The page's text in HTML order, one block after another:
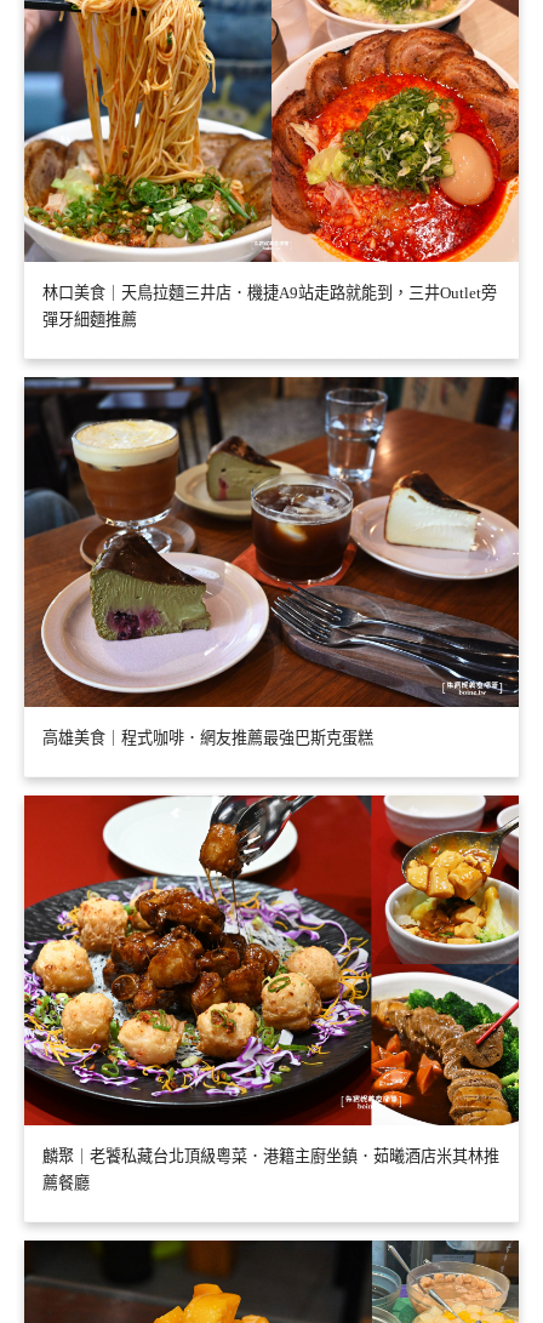
林口美食｜天鳥拉麵三井店．機捷A9站走路就能到，三井Outlet旁
彈牙細麵推薦
高雄美食｜程式咖啡．網友推薦最強巴斯克蛋糕
麟聚｜老饕私藏台北頂級粵菜．港籍主廚坐鎮．茹曦酒店米其林推
薦餐廳